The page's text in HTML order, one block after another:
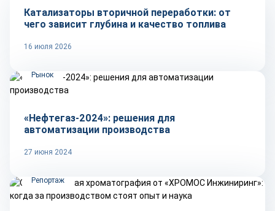
Катализаторы вторичной переработки: от
чего зависит глубина и качество топлива
16 июля 2026
Рынок
«Нефтегаз-2024»: решения для
автоматизации производства
27 июня 2024
Репортаж